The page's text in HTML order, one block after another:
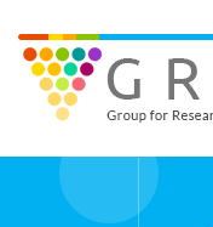
main
content